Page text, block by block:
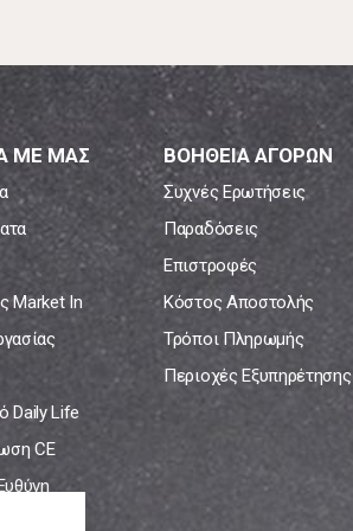
ΜΕ ΜΑΣ
Market In
Daily Life
CE
ΒΟΗΘΕΙΑ ΑΓΟΡΩΝ
Συχνές Ερωτήσεις
Παραδόσεις
Επιστροφές
Κόστος Αποστολής
Τρόποι Πληρωμής
Περιοχές Εξυπηρέτησης